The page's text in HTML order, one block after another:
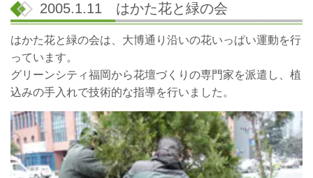
2005.1.11 はかた花と緑の会
はかた花と緑の会は、大博通り沿いの花いっぱい運動を行
っています。
グリーンシティ福岡から花壇づくりの専門家を派遣し、植
込みの手入れで技術的な指導を行いました。